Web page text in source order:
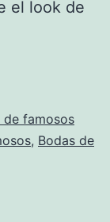
el look de
de famosos
, Bodas de